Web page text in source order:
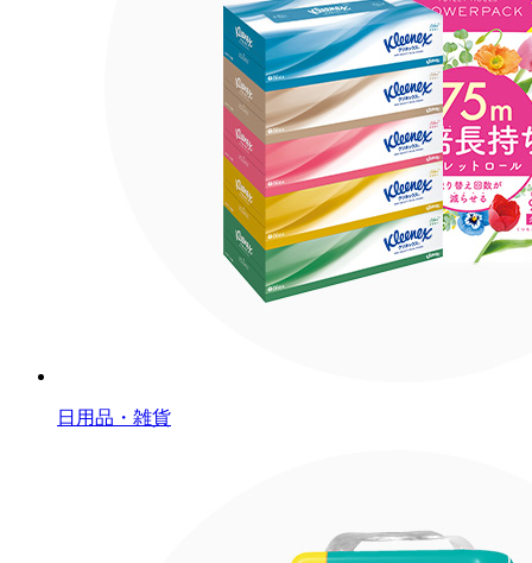
日用品・雑貨